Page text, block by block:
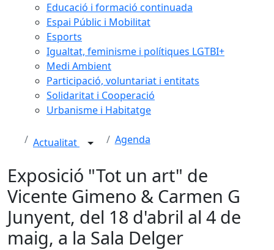
Educació i formació continuada
Espai Públic i Mobilitat
Esports
Igualtat, feminisme i polítiques LGTBI+
Medi Ambient
Participació, voluntariat i entitats
Solidaritat i Cooperació
Urbanisme i Habitatge
Actualitat Agenda
Exposició "Tot un art" de
Vicente Gimeno & Carmen G
Junyent, del 18 d'abril al 4 de
maig, a la Sala Delger